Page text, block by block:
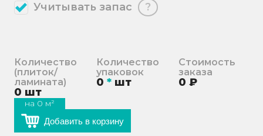
Учитывать запас ?
Количество
(плиток/
ламината)
0 шт
на 0 м²
Количество
упаковок
0 * шт
Стоимость
заказа
0 ₽
Добавить в корзину